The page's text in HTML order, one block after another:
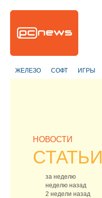
ЖЕЛЕЗО СОФТ ИГРЫ
НОВОСТИ
СТАТЬИ
за неделю
неделю назад
2 недели назад